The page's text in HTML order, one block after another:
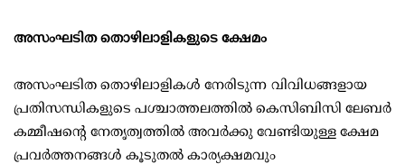
അസംഘടിത തൊഴിലാളികളുടെ ക്ഷേമം
അസംഘടിത തൊഴിലാളികള്‍ നേരിടുന്ന വിവിധങ്ങളായ
പ്രതിസന്ധികളുടെ പശ്ചാത്തലത്തില്‍ കെസിബിസി ലേബര്‍
കമ്മീഷന്റെ നേതൃത്വത്തില്‍ അവര്‍ക്കു വേണ്ടിയുള്ള ക്ഷേമ
പ്രവര്‍ത്തനങ്ങള്‍ കൂടുതല്‍ കാര്യക്ഷമവും